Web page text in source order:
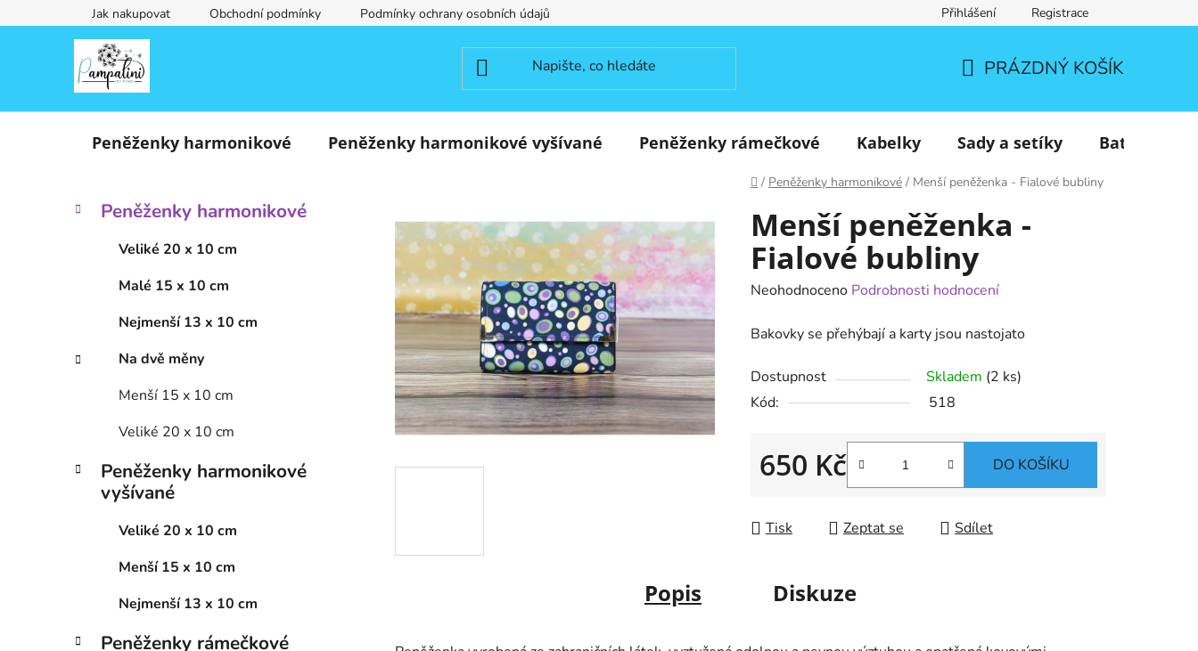
na
Jak nakupovat Obchodní podmínky Podmínky ochrany osobních údajů Přihlášení Registrace
KOŠÍK
PRÁZDNÝ KOŠÍK
Peněženky harmonikové Peněženky harmonikové vyšívané Peněženky rámečkové Kabelky Sady a setíky Batohy
Domů
/ Peněženky harmonikové / Menší peněženka - Fialové bubliny
P
n
e
Přeskočit
kategorie
K
a
e
Peněženky harmonikové
Veliké 20 x 10 cm
Malé 15 x 10 cm
Nejmenší 13 x 10 cm
Na dvě měny
Menší 15 x 10 cm
Veliké 20 x 10 cm
Peněženky harmonikové
vyšívané
Veliké 20 x 10 cm
Menší 15 x 10 cm
Nejmenší 13 x 10 cm
Peněženky rámečkové
Menší peněženka -
Fialové bubliny
Průměrné
produktu
0,0
z
hvězdiček.
Neohodnoceno Podrobnosti hodnocení
Bakovky se přehýbají a karty jsou nastojato
Dostupnost Skladem (2 ks)
Kód:
518
650 Kč DO KOŠÍKU
Tisk Zeptat se Sdílet
Popis Diskuze